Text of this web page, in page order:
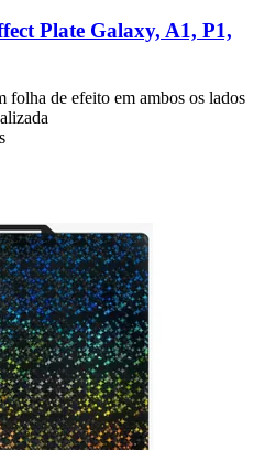
Plate Galaxy, A1, P1,
folha de efeito em ambos os lados